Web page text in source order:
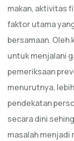
makan, aktivitas
faktor utama
bersamaan. Oleh
untuk menjalani
pemeriksaan
menurutnya,
pendekatan
secara dini
masalah menjadi